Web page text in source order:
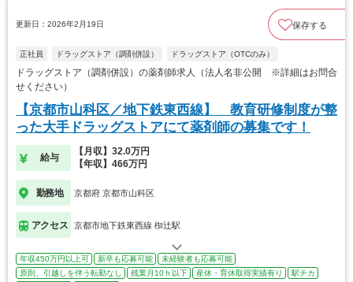
更新日：2026年2月19日 保存する
正社員 ドラッグストア（調剤併設） ドラッグストア（OTCのみ）
ドラッグストア（調剤併設）の薬剤師求人（法人名非公開 ※詳細はお問合
せください）
【京都市山科区／地下鉄東西線】 教育研修制度が整
った大手ドラッグストアにて薬剤師の募集です！
給与
【月収】32.0万円
【年収】466万円
勤務地 京都府 京都市山科区
アクセス 京都市地下鉄東西線 椥辻駅
年収450万円以上可 新卒も応募可能
未経験者も応募可能
原則、引越しを伴う転勤なし
残業月10ｈ以下 産休・育休取得実績有り
駅チカ